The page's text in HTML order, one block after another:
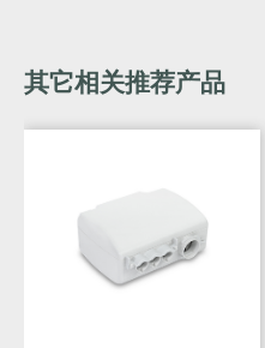
其它相关推荐产品